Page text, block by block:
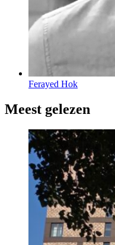
Ferayed Hok
Meest gelezen